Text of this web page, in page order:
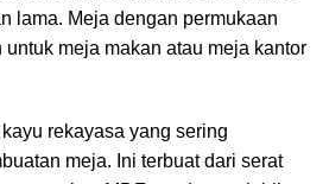
lama. Meja dengan permukaan
meja makan atau meja kantor
rekayasa yang sering
meja. Ini terbuat dari serat